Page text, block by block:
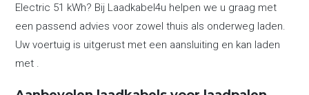
Electric 51 kWh? Bij Laadkabel4u helpen we u graag met
een passend advies voor zowel thuis als onderweg laden.
Uw voertuig is uitgerust met een aansluiting en kan laden
met .